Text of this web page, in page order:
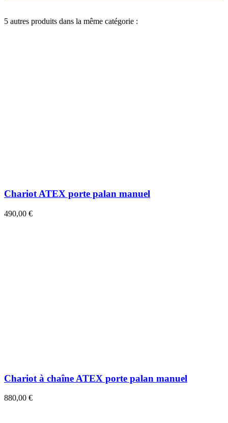
5 autres produits dans la même catégorie :
Chariot ATEX porte palan manuel
490,00 €
Chariot à chaîne ATEX porte palan manuel
880,00 €